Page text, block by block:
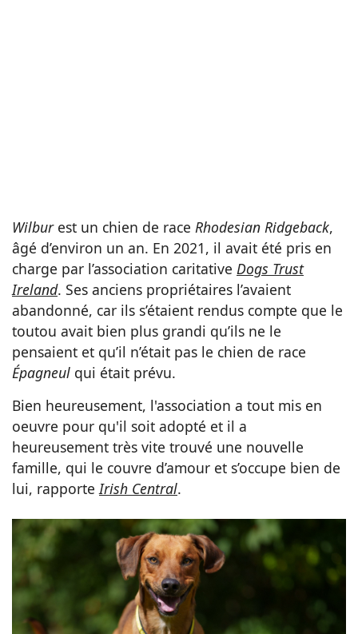
Wilburest un chien de race Rhodesian Ridgeback,
âgé d’environ un an. En 2021, il avait été pris en
charge par l’association caritative Dogs Trust
Ireland. Ses anciens propriétaires l’avaient
abandonné, car ils s’étaient rendus compte que le
toutou avait bien plus grandi qu’ils ne le
pensaient et qu’il n’était pas le chien de race
Épagneul qui était prévu.
Bien heureusement, l'association a tout mis en
oeuvre pour qu'il soit adopté et il a
heureusement très vite trouvé une nouvelle
famille, qui le couvre d’amour et s’occupe bien de
lui, rapporteIrish Central.